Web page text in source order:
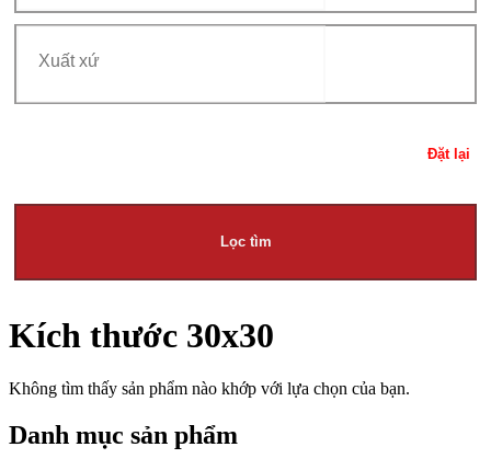
Đặt lại
Lọc tìm
Kích thước 30x30
Không tìm thấy sản phẩm nào khớp với lựa chọn của bạn.
Danh mục sản phẩm